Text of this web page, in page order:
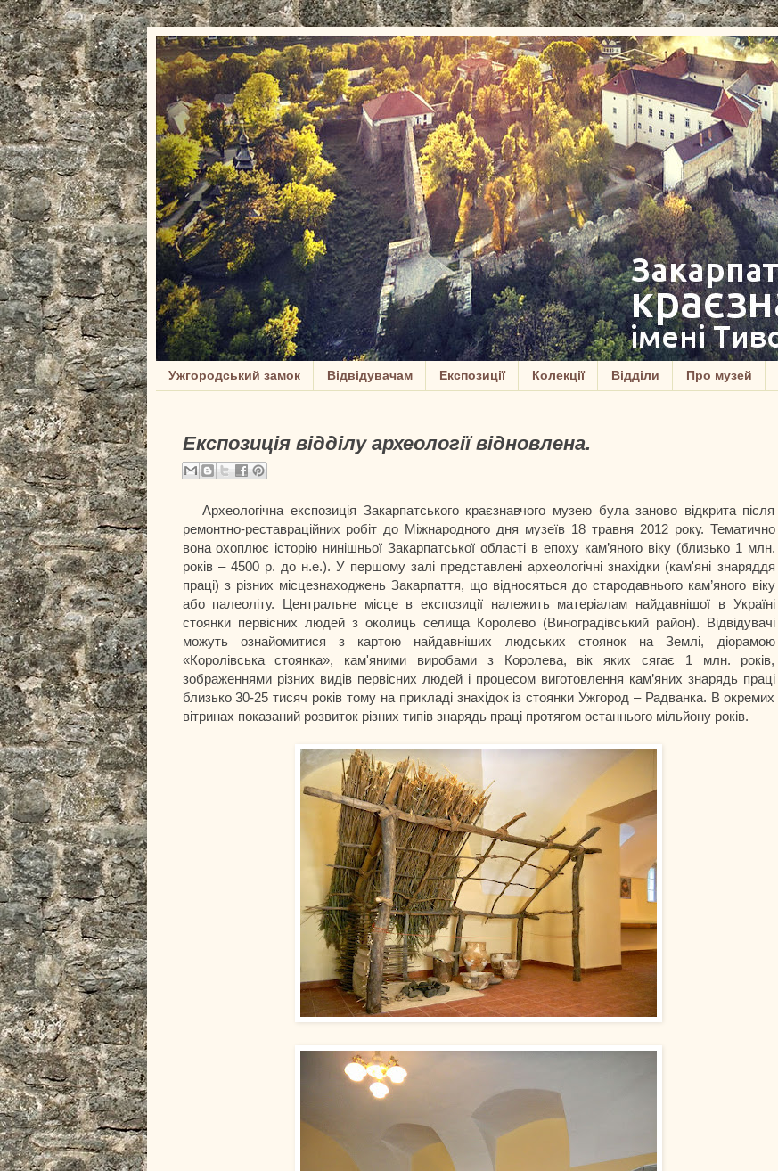
Ужгородський замок Відвідувачам Експозиції Колекції Відділи Про музей
Експозиція відділу археології відновлена.
Археологічна експозиція Закарпатського краєзнавчого музею була заново відкрита після
ремонтно-реставраційних робіт до Міжнародного дня музеїв 18 травня 2012 року. Тематично
вона охоплює історію нинішньої Закарпатської області в епоху кам’яного віку (близько 1 млн.
років – 4500 р. до н.е.). У першому залі представлені археологічні знахідки (кам'яні знаряддя
праці) з різних місцезнаходжень Закарпаття, що відносяться до стародавнього кам’яного віку
або палеоліту. Центральне місце в експозиції належить матеріалам найдавнішої в Україні
стоянки первісних людей з околиць селища Королево (Виноградівський район). Відвідувачі
можуть ознайомитися з картою найдавніших людських стоянок на Землі, діорамою
«Королівська стоянка», кам'яними виробами з Королева, вік яких сягає 1 млн. років,
зображеннями різних видів первісних людей і процесом виготовлення кам’яних знарядь праці
близько 30-25 тисяч років тому на прикладі знахідок із стоянки Ужгород – Радванка. В окремих
вітринах показаний розвиток різних типів знарядь праці протягом останнього мільйону років.